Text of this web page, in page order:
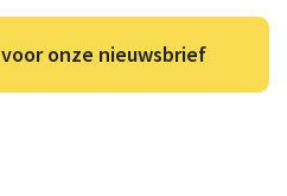
onze nieuwsbrief